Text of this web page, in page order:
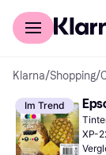
Für Shopper
Klarna/Shopping/
Im Trend
XP-